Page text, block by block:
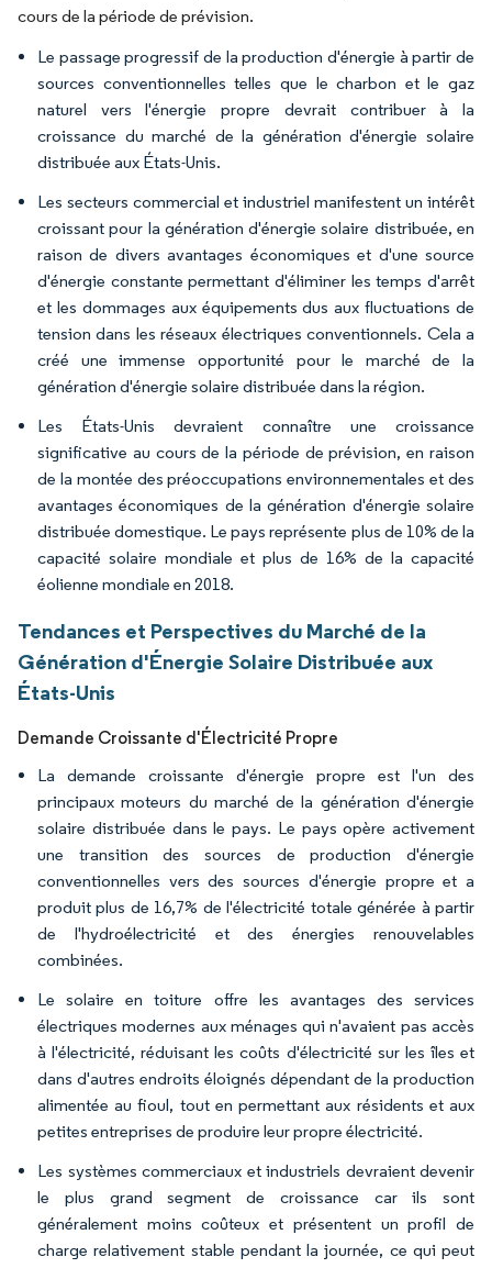
cours de la période de prévision.
Le passage progressif de la production d'énergie à partir de
sources conventionnelles telles que le charbon et le gaz
naturel vers l'énergie propre devrait contribuer à la
croissance du marché de la génération d'énergie solaire
distribuée aux États-Unis.
Les secteurs commercial et industriel manifestent un intérêt
croissant pour la génération d'énergie solaire distribuée, en
raison de divers avantages économiques et d'une source
d'énergie constante permettant d'éliminer les temps d'arrêt
et les dommages aux équipements dus aux fluctuations de
tension dans les réseaux électriques conventionnels. Cela a
créé une immense opportunité pour le marché de la
génération d'énergie solaire distribuée dans la région.
Les États-Unis devraient connaître une croissance
significative au cours de la période de prévision, en raison
de la montée des préoccupations environnementales et des
avantages économiques de la génération d'énergie solaire
distribuée domestique. Le pays représente plus de 10% de la
capacité solaire mondiale et plus de 16% de la capacité
éolienne mondiale en 2018.
Tendances et Perspectives du Marché de la
Génération d'Énergie Solaire Distribuée aux
États-Unis
Demande Croissante d'Électricité Propre
La demande croissante d'énergie propre est l'un des
principaux moteurs du marché de la génération d'énergie
solaire distribuée dans le pays. Le pays opère activement
une transition des sources de production d'énergie
conventionnelles vers des sources d'énergie propre et a
produit plus de 16,7% de l'électricité totale générée à partir
de l'hydroélectricité et des énergies renouvelables
combinées.
Le solaire en toiture offre les avantages des services
électriques modernes aux ménages qui n'avaient pas accès
à l'électricité, réduisant les coûts d'électricité sur les îles et
dans d'autres endroits éloignés dépendant de la production
alimentée au fioul, tout en permettant aux résidents et aux
petites entreprises de produire leur propre électricité.
Les systèmes commerciaux et industriels devraient devenir
le plus grand segment de croissance car ils sont
généralement moins coûteux et présentent un profil de
charge relativement stable pendant la journée, ce qui peut